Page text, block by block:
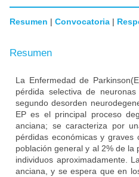
Resumen | Convocatoria |
Resumen
La Enfermedad de
pérdida selectiva de
segundo desorden
EP es el principal proceso
anciana; se caracteriza por
pérdidas económicas y
población general y al 2% de
individuos aproximadamente.
anciana, y se espera que en